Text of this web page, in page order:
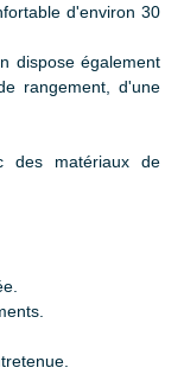
d'environ 30
dispose également
rangement, d'une
des matériaux de